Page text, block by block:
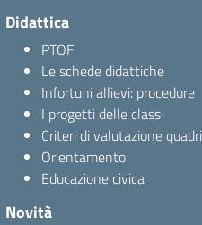
Didattica
PTOF
Le schede didattiche
Infortuni allievi: procedure
I progetti delle classi
Criteri di valutazione
Orientamento
Educazione civica
Novità